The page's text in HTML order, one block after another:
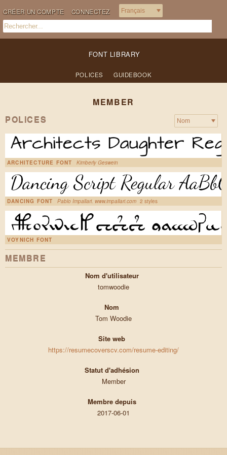
CRÉER UN COMPTE CONNECTEZ
FONT LIBRARY
POLICES GUIDEBOOK
MEMBER
POLICES
ARCHITECTURE FONT Kimberly Geswein
DANCING FONT Pablo Impallari. www.impallari.com 2 styles
VOYNICH FONT
MEMBRE
Nom d'utilisateur
tomwoodie
Nom
Tom Woodie
Site web
https://resumecoverscv.com/resume-editing/
Statut d'adhésion
Member
Membre depuis
2017-06-01